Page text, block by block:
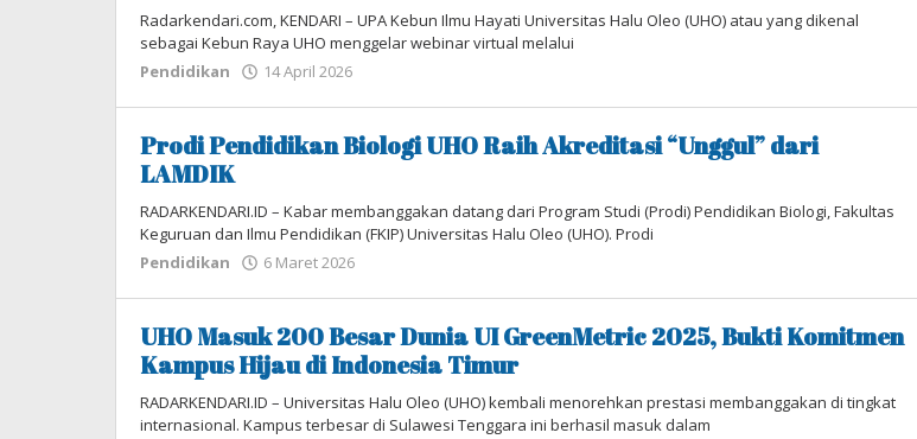
Radarkendari.com, KENDARI – UPA Kebun Ilmu Hayati Universitas Halu Oleo (UHO) atau yang dikenal
sebagai Kebun Raya UHO menggelar webinar virtual melalui
Pendidikan
14 April 2026
Prodi Pendidikan Biologi UHO Raih Akreditasi “Unggul” dari
LAMDIK
RADARKENDARI.ID – Kabar membanggakan datang dari Program Studi (Prodi) Pendidikan Biologi, Fakultas
Keguruan dan Ilmu Pendidikan (FKIP) Universitas Halu Oleo (UHO). Prodi
Pendidikan
6 Maret 2026
UHO Masuk 200 Besar Dunia UI GreenMetric 2025, Bukti Komitmen
Kampus Hijau di Indonesia Timur
RADARKENDARI.ID – Universitas Halu Oleo (UHO) kembali menorehkan prestasi membanggakan di tingkat
internasional. Kampus terbesar di Sulawesi Tenggara ini berhasil masuk dalam